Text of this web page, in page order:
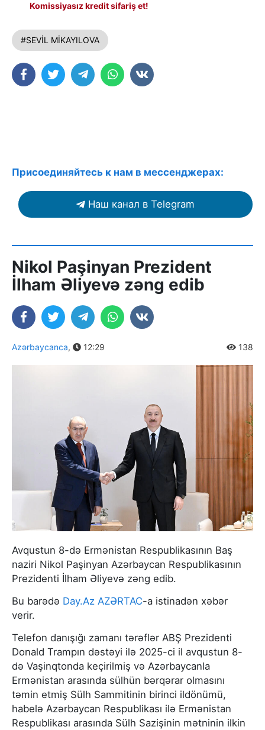
Komissiyasız kredit sifariş et!
#SEVİL MİKAYILOVA
Присоединяйтесь к нам в мессенджерах:
Наш канал в Telegram
Nikol Paşinyan Prezident
İlham Əliyevə zəng edib
Azərbaycanca, 12:29 138
Avqustun 8-də Ermənistan Respublikasının Baş
naziri Nikol Paşinyan Azərbaycan Respublikasının
Prezidenti İlham Əliyevə zəng edib.
Bu barədə Day.Az AZƏRTAC-a istinadən xəbər
verir.
Telefon danışığı zamanı tərəflər ABŞ Prezidenti
Donald Trampın dəstəyi ilə 2025-ci il avqustun 8-
də Vaşinqtonda keçirilmiş və Azərbaycanla
Ermənistan arasında sülhün bərqərar olmasını
təmin etmiş Sülh Sammitinin birinci ildönümü,
habelə Azərbaycan Respublikası ilə Ermənistan
Respublikası arasında Sülh Sazişinin mətninin ilkin